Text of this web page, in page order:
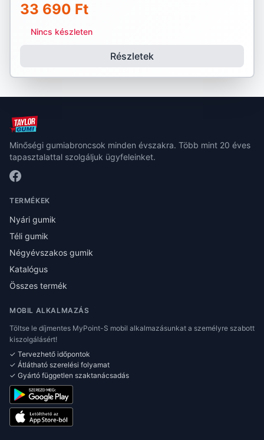
33 690 Ft
Nincs készleten
Részletek
Minőségi gumiabroncsok minden évszakra. Több mint 20 éves
tapasztalattal szolgáljuk ügyfeleinket.
TERMÉKEK
Nyári gumik
Téli gumik
Négyévszakos gumik
Katalógus
Összes termék
MOBIL ALKALMAZÁS
Töltse le díjmentes MyPoint-S mobil alkalmazásunkat a személyre szabott
kiszolgálásért!
✓ Tervezhető időpontok
✓ Átlátható szerelési folyamat
✓ Gyártó független szaktanácsadás